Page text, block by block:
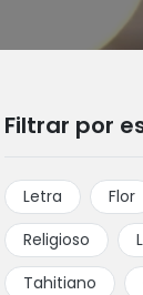
Filtrar por
Letra Flor
Religioso
Tahitiano